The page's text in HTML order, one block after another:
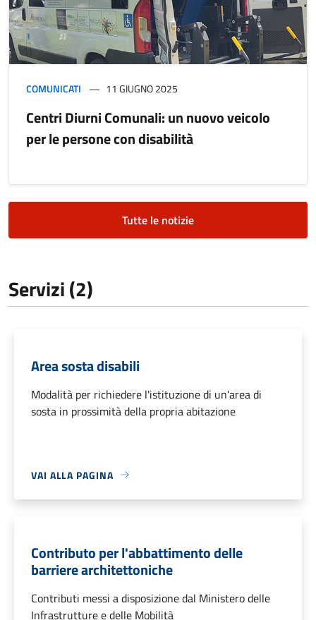
COMUNICATI 11 GIUGNO 2025
Centri Diurni Comunali: un nuovo veicolo
per le persone con disabilità
Tutte le notizie
Servizi (2)
Area sosta disabili
Modalità per richiedere l'istituzione di un'area di
sosta in prossimità della propria abitazione
VAI ALLA PAGINA
Contributo per l'abbattimento delle
barriere architettoniche
Contributi messi a disposizione dal Ministero delle
Infrastrutture e delle Mobilità